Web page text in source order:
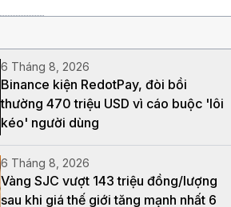
6 Tháng 8, 2026
Binance kiện RedotPay, đòi bồi
thường 470 triệu USD vì cáo buộc 'lôi
kéo' người dùng
6 Tháng 8, 2026
Vàng SJC vượt 143 triệu đồng/lượng
sau khi giá thế giới tăng mạnh nhất 6